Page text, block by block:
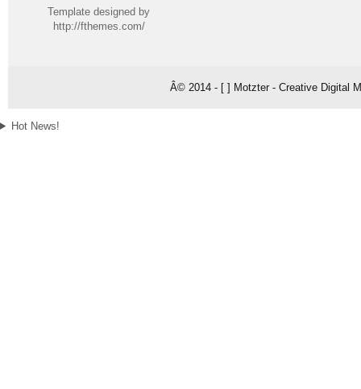
Template designed by
http://fthemes.com/
Â© 2014 - [ ] Motzter - Creative Digital
Hot News!